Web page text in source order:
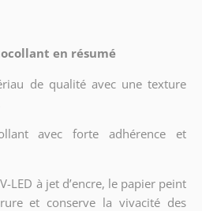
en résumé
de qualité avec une texture
avec forte adhérence et
LED à jet d’encre, le papier peint
et conserve la vivacité des